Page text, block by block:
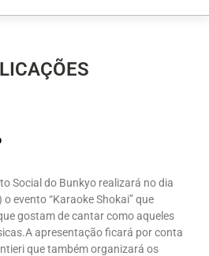
Social do Bunkyo realizará no dia
evento “Karaoke Shokai” que
gostam de cantar como aqueles
apresentação ficará por conta
que também organizará os